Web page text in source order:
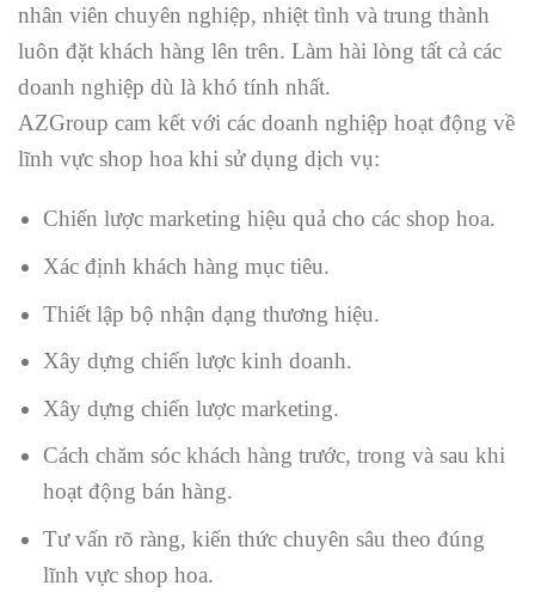
nhân viên chuyên nghiệp, nhiệt tình và trung thành
luôn đặt khách hàng lên trên. Làm hài lòng tất cả các
doanh nghiệp dù là khó tính nhất.
AZGroup cam kết với các doanh nghiệp hoạt động về
lĩnh vực shop hoa khi sử dụng dịch vụ:
Chiến lược marketing hiệu quả cho các shop hoa.
Xác định khách hàng mục tiêu.
Thiết lập bộ nhận dạng thương hiệu.
Xây dựng chiến lược kinh doanh.
Xây dựng chiến lược marketing.
Cách chăm sóc khách hàng trước, trong và sau khi
hoạt động bán hàng.
Tư vấn rõ ràng, kiến thức chuyên sâu theo đúng
lĩnh vực shop hoa.